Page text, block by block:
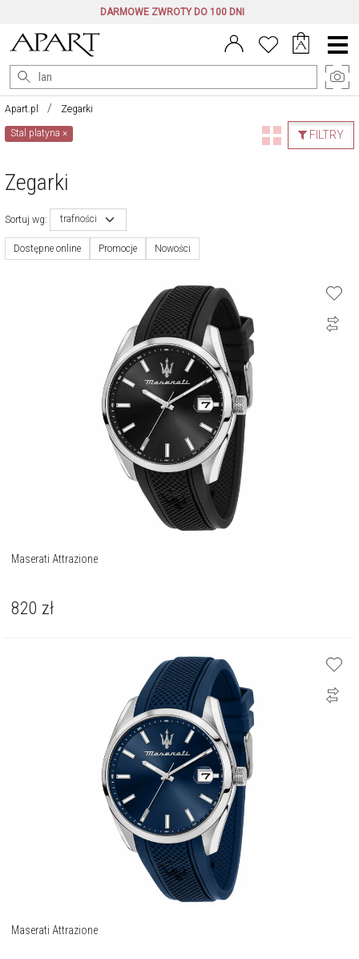
DARMOWE ZWROTY DO 100 DNI
Menu
główne
Apart.pl Zegarki
FILTRY
Stal platyna×
Zegarki
Sortuj wg: trafności
Dostępne online Promocje Nowości
Maserati Attrazione
820 zł
Maserati Attrazione